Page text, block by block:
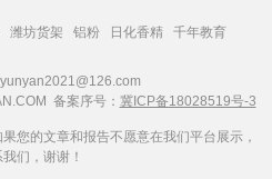
潍坊货架 铝粉 日化香精 千年教育
备案序号： 冀ICP备18028519号-3
您的文章和报告不愿意在我们平台展示，
们，谢谢！